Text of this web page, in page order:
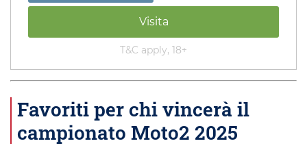
Visita
T&C apply, 18+
Favoriti per chi vincerà il
campionato Moto2 2025